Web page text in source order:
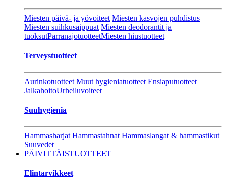
Miesten päivä- ja yövoiteet Miesten kasvojen puhdistus
Miesten suihkusaippuat Miesten deodorantit ja
tuoksutParranajotuotteetMiesten hiustuotteet
Terveystuotteet
Aurinkotuotteet Muut hygieniatuotteet Ensiaputuotteet
JalkahoitoUrheiluvoiteet
Suuhygienia
Hammasharjat Hammastahnat Hammaslangat & hammastikut
Suuvedet
PÄIVITTÄISTUOTTEET
Elintarvikkeet